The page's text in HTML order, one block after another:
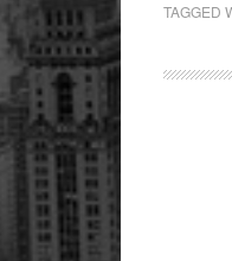
TAGGED